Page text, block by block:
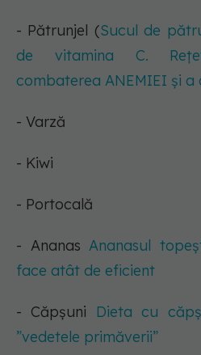
- Pătrunjel (Sucul de
de vitamina C.
combaterea ANEMIEI și a
- Varză
- Kiwi
- Portocală
- AnanasAnanasul
face atât de eficient
- Căpșuni Dieta cu
”vedetele primăverii”